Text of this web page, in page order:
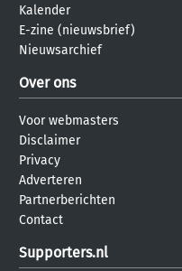
Kalender
E-zine (nieuwsbrief)
Nieuwsarchief
Over ons
Voor webmasters
Disclaimer
Privacy
Adverteren
Partnerberichten
Contact
Supporters.nl